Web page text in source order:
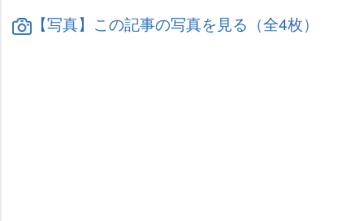
【写真】この記事の写真を見る（全4枚）